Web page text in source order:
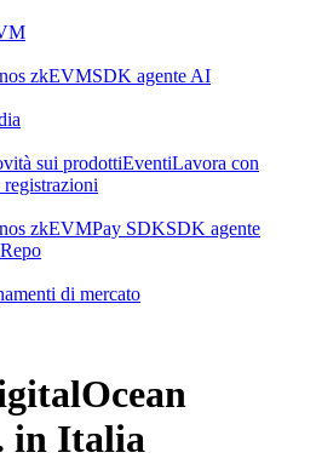
zkEVMSDK agente AI
sui prodottiEventiLavora con
zkEVMPay SDKSDK agente
di mercato
in Italia